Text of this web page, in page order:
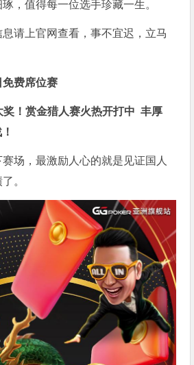
，值得每一位选手珍藏一生。
请上官网查看，事不宜迟，立马
费席位赛
奖！赏金猎人赛火热开打中 丰厚
场，最激励人心的就是见证国人
。